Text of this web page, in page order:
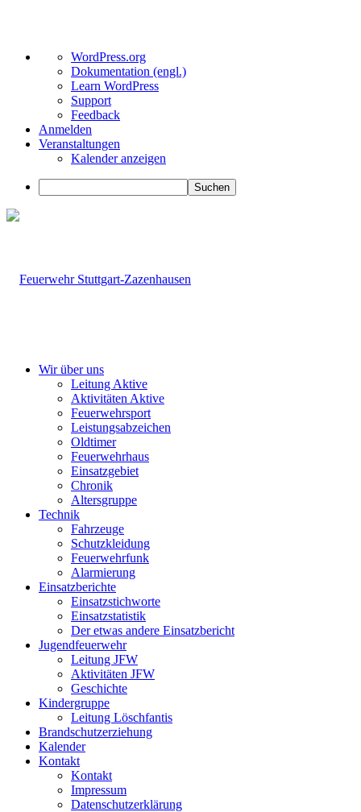
Über
WordPress
WordPress.org
Dokumentation (engl.)
Learn WordPress
Support
Feedback
Anmelden
Veranstaltungen
Kalender anzeigen
Suchen
Wir über uns
Leitung Aktive
Aktivitäten Aktive
Feuerwehrsport
Leistungsabzeichen
Oldtimer
Feuerwehrhaus
Einsatzgebiet
Chronik
Altersgruppe
Technik
Fahrzeuge
Schutzkleidung
Feuerwehrfunk
Alarmierung
Einsatzberichte
Einsatzstichworte
Einsatzstatistik
Der etwas andere Einsatzbericht
Jugendfeuerwehr
Leitung JFW
Aktivitäten JFW
Geschichte
Kindergruppe
Leitung Löschfantis
Brandschutzerziehung
Kalender
Kontakt
Kontakt
Impressum
Datenschutzerklärung